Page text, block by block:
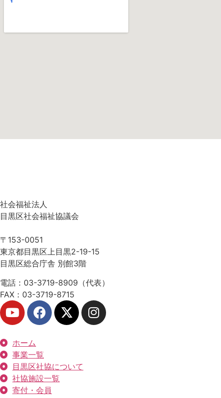
社会福祉法人
目黒区社会福祉協議会
〒153-0051
東京都目黒区上目黒2-19-15
目黒区総合庁舎 別館3階
電話：03-3719-8909（代表）
FAX：03-3719-8715
ホーム
事業一覧
目黒区社協について
社協施設一覧
寄付・会員